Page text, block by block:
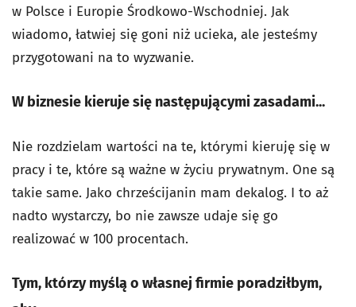
w Polsce i Europie Środkowo-Wschodniej. Jak
wiadomo, łatwiej się goni niż ucieka, ale jesteśmy
przygotowani na to wyzwanie.
W biznesie kieruje się następującymi zasadami...
Nie rozdzielam wartości na te, którymi kieruję się w
pracy i te, które są ważne w życiu prywatnym. One są
takie same. Jako chrześcijanin mam dekalog. I to aż
nadto wystarczy, bo nie zawsze udaje się go
realizować w 100 procentach.
Tym, którzy myślą o własnej firmie poradziłbym,